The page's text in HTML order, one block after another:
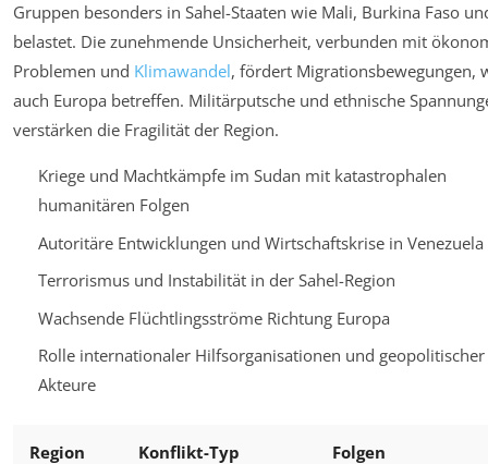
Gruppen besonders in Sahel-Staaten wie Mali, Burkina Faso
belastet. Die zunehmende Unsicherheit, verbunden mit
Problemen und Klimawandel, fördert Migrationsbewegungen,
auch Europa betreffen. Militärputsche und ethnische
verstärken die Fragilität der Region.
Kriege und Machtkämpfe im Sudan mit katastrophalen
humanitären Folgen
Autoritäre Entwicklungen und Wirtschaftskrise in Venezuela
Terrorismus und Instabilität in der Sahel-Region
Wachsende Flüchtlingsströme Richtung Europa
Rolle internationaler Hilfsorganisationen und geopolitischer
Akteure
Region Konflikt-Typ Folgen